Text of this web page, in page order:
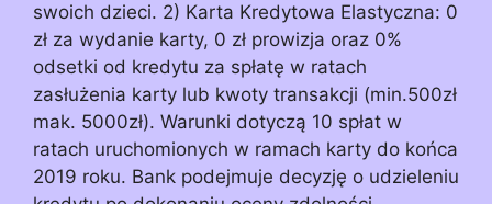
swoich dzieci. 2) Karta Kredytowa Elastyczna: 0
zł za wydanie karty, 0 zł prowizja oraz 0%
odsetki od kredytu za spłatę w ratach
zasłużenia karty lub kwoty transakcji (min.500zł
mak. 5000zł). Warunki dotyczą 10 spłat w
ratach uruchomionych w ramach karty do końca
2019 roku. Bank podejmuje decyzję o udzieleniu